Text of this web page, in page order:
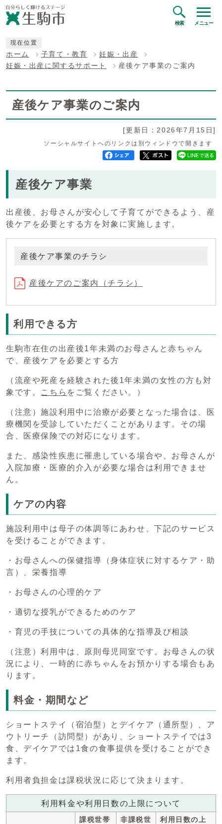
検索 メニュー
現在位置
ホーム 子育て・教育
妊娠・出産
妊娠・出産に関するサポート
産後ケア事業のご案内
産後ケア事業のご案内
[更新日：2026年7月15日]
ソーシャルサイトへのリンクは別ウィンドウで開きます
産後ケア事業
出産後、お母さんが安心して子育てができるよう、産
後ケアを必要とする方を対象に実施します。
産後ケア事業のチラシ
産後ケアのご案内（チラシ）
利用できる方
生駒市在住の出産後1年未満のお母さんと赤ちゃん
で、産後ケアを必要とする方
（流産や死産を経験された後1年未満の女性の方も対
象です。 こちら をご覧ください。）
（注意）施設利用中に治療が必要となった場合は、医
療機関を受診していただくことがあります。その場
合、医療保険での対応になります。
また、感染性疾患に罹患している場合や、お母さんが
入院加療・医療的介入が必要な場合は利用できませ
ん。
ケアの内容
施設利用中は母子の体調等にあわせ、下記のサービス
を受けることができます。
・お母さんへの保健指導（身体症状に対するケア・助
言）、栄養指導
・お母さんの心理的ケア
・適切な授乳ができるためのケア
・育児の手技についての具体的な指導及び相談
（注意）利用中は、原則母児同室です。お母さんの状
況により、一時的に赤ちゃんをお預かりする場合もあ
ります。
料金・期間など
ショートステイ（宿泊型）とデイケア（通所型）、ア
ウトリーチ（訪問型）があり、ショートステイでは3
食、デイケアでは1食の食事提供を受けることができ
ます。
利用者負担金は課税状況に応じて決まります。
利用料金や利用日数の上限について
課税世帯
非課税世
利用日数の上